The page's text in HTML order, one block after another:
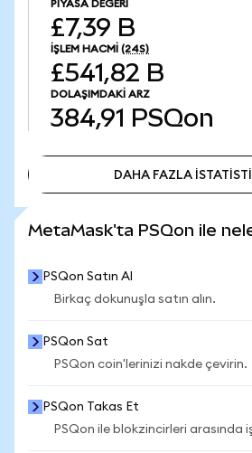
PIYASA DEĞERI
£7,39 B
İŞLEM HACMI (24S)
£541,82 B
DOLAŞIMDAKI ARZ
384,91 PSQon
DAHA FAZLA
MetaMask'ta PSQon ile
PSQon Satın Al
Birkaç dokunuşla satın alın.
PSQon Sat
PSQon coin'lerinizi nakde çevirin.
PSQon Takas Et
PSQon ile blokzincirleri arasında